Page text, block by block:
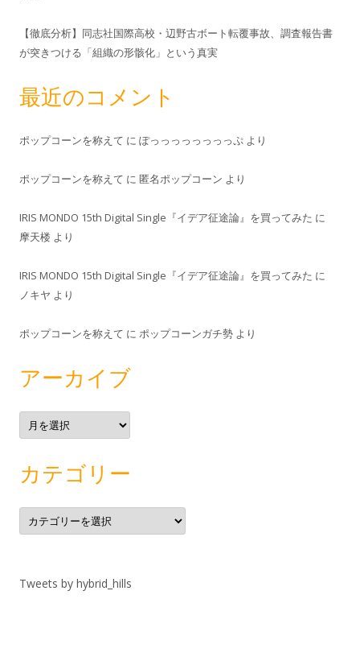
【徹底分析】同志社国際高校・辺野古ボート転覆事故、調査報告書
が突きつける「組織の形骸化」という真実
最近のコメント
ポップコーンを称えて に ぽっっっっっっっっぷ より
ポップコーンを称えて に 匿名ポップコーン より
IRIS MONDO 15th Digital Single『イデア征途論』を買ってみた に
摩天楼 より
IRIS MONDO 15th Digital Single『イデア征途論』を買ってみた に
ノキヤ より
ポップコーンを称えて に ポップコーンガチ勢 より
アーカイブ
ア
ー
カ
カテゴリー
カ
テ
ゴ
Tweets by hybrid_hills